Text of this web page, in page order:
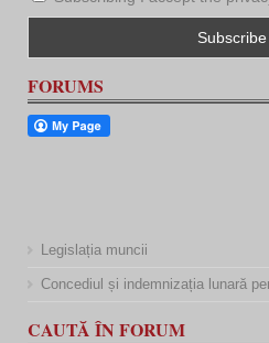
FORUMS
Legislația muncii
Concediul și indemnizația lunară
CAUTĂ ÎN FORUM